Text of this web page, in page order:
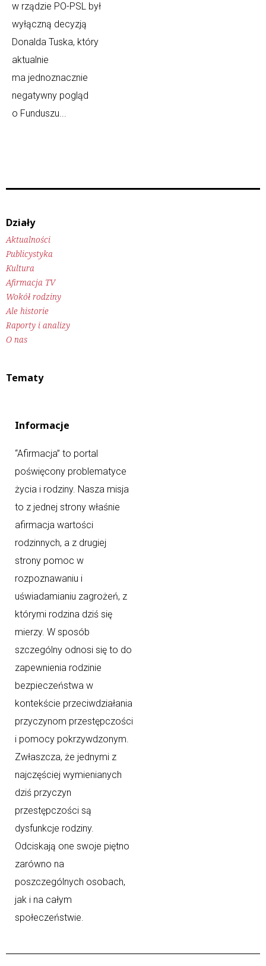
w rządzie PO-PSL był
wyłączną decyzją
Donalda Tuska, który
aktualnie
ma jednoznacznie
negatywny pogląd
o Funduszu...
Działy
Aktualności
Publicystyka
Kultura
Afirmacja TV
Wokół rodziny
Ale historie
Raporty i analizy
O nas
Tematy
Informacje
“Afirmacja” to portal
poświęcony problematyce
życia i rodziny. Nasza misja
to z jednej strony właśnie
afirmacja wartości
rodzinnych, a z drugiej
strony pomoc w
rozpoznawaniu i
uświadamianiu zagrożeń, z
którymi rodzina dziś się
mierzy. W sposób
szczególny odnosi się to do
zapewnienia rodzinie
bezpieczeństwa w
kontekście przeciwdziałania
przyczynom przestępczości
i pomocy pokrzywdzonym.
Zwłaszcza, że jednymi z
najczęściej wymienianych
dziś przyczyn
przestępczości są
dysfunkcje rodziny.
Odciskają one swoje piętno
zarówno na
poszczególnych osobach,
jak i na całym
społeczeństwie.